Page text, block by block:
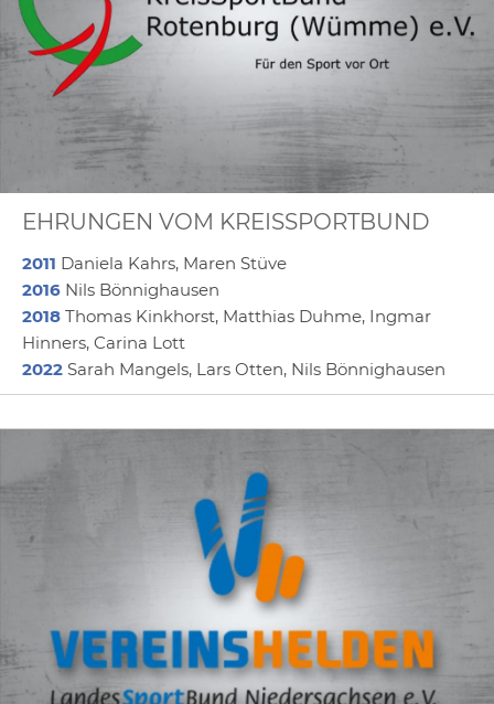
EHRUNGEN VOM KREISSPORTBUND
2011 Daniela Kahrs, Maren Stüve
2016 Nils Bönnighausen
2018 Thomas Kinkhorst, Matthias Duhme, Ingmar
Hinners, Carina Lott
2022 Sarah Mangels, Lars Otten, Nils Bönnighausen